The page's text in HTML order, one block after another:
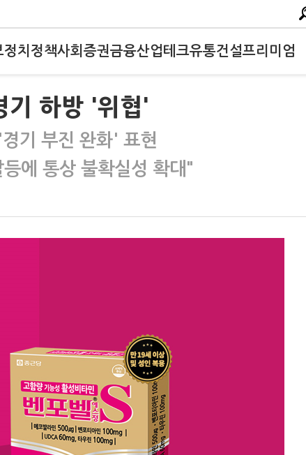
정치 정책사회 증권금융산업테크유통건설프리미엄
기 하방 '위협'
기 부진 완화' 표현
에 통상 불확실성 확대"